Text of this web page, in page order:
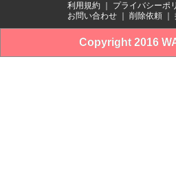
利用規約 プライバシーポ
お問い合わせ
削除依頼
Copyright 2016